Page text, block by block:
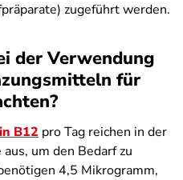
zugeführt werden.
der Verwendung
für
B12 pro Tag reichen in der
um den Bedarf zu
4,5 Mikrogramm,